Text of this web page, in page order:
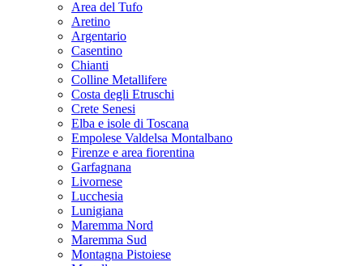
Area del Tufo
Aretino
Argentario
Casentino
Chianti
Colline Metallifere
Costa degli Etruschi
Crete Senesi
Elba e isole di Toscana
Empolese Valdelsa Montalbano
Firenze e area fiorentina
Garfagnana
Livornese
Lucchesia
Lunigiana
Maremma Nord
Maremma Sud
Montagna Pistoiese